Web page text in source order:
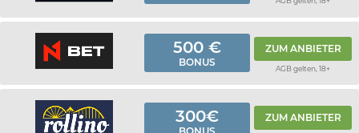
500 €
BONUS
ZUM ANBIETER
AGB gelten, 18+
300€ ZUM ANBIETER